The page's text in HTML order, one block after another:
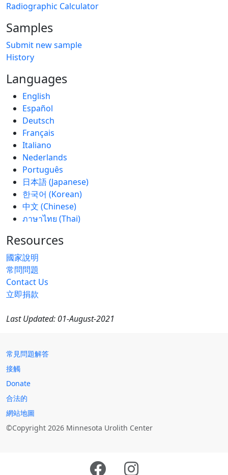
Radiographic Calculator
Samples
Submit new sample
History
Languages
English
Español
Deutsch
Français
Italiano
Nederlands
Português
日本語 (Japanese)
한국어 (Korean)
中文 (Chinese)
ภาษาไทย (Thai)
Resources
國家說明
常問問題
Contact Us
立即捐款
Last Updated: 01-August-2021
常見問題解答
接觸
Donate
合法的
網站地圖
©Copyright 2026 Minnesota Urolith Center